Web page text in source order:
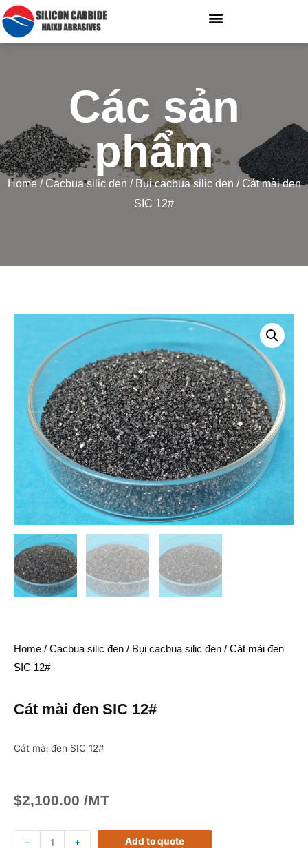
Các sản
phẩm
Home/ Cacbua silic đen / Bụi cacbua silic đen / Cát mài đen
SIC 12#
Home / Cacbua silic đen / Bụi cacbua silic đen / Cát mài đen
SIC 12#
Cát mài đen SIC 12#
Cát mài đen SIC 12#
$2,100.00 /MT
- + Add to quote